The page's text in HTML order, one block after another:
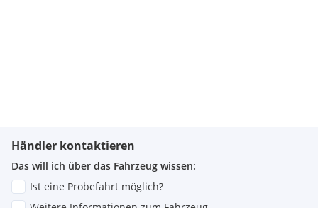
Händler kontaktieren
Das will ich über das Fahrzeug wissen:
Ist eine Probefahrt möglich?